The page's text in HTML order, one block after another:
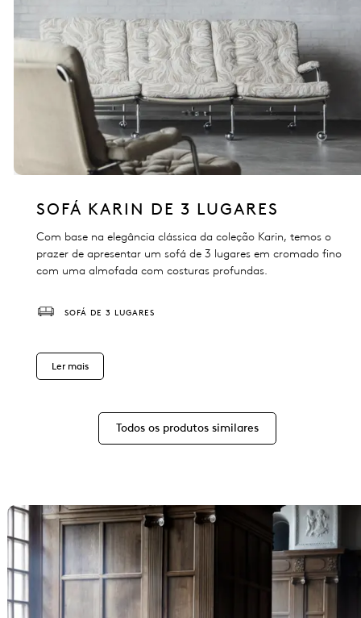
SOFÁ KARIN DE 3 LUGARES
Com base na elegância clássica da coleção Karin, temos o
prazer de apresentar um sofá de 3 lugares em cromado fino
com uma almofada com costuras profundas.
SOFÁ DE 3 LUGARES
Ler mais
Todos os produtos similares